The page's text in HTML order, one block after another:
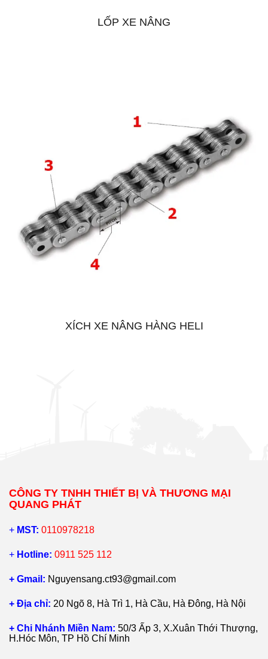
LỐP XE NÂNG
XÍCH XE NÂNG HÀNG HELI
CÔNG TY TNHH THIẾT BỊ VÀ THƯƠNG MẠI
QUANG PHÁT
+ MST: 0110978218
+ Hotline: 0911 525 112
+ Gmail: Nguyensang.ct93@gmail.com
+ Địa chỉ: 20 Ngõ 8, Hà Trì 1, Hà Cầu, Hà Đông, Hà Nội
+ Chi Nhánh Miền Nam: 50/3 Ấp 3, X.Xuân Thới Thượng,
H.Hóc Môn, TP Hồ Chí Minh